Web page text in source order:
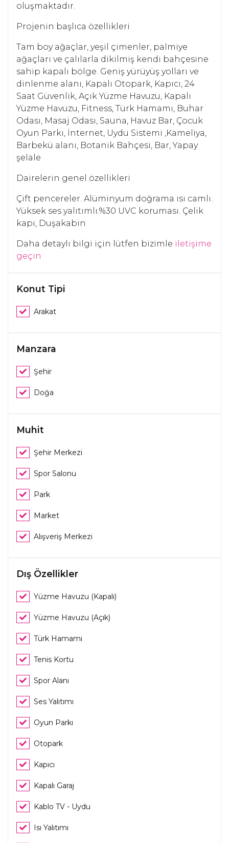
oluşmaktadır.
Projenin başlıca özellikleri
Tam boy ağaçlar, yeşil çimenler, palmiye
ağaçları ve çalılarla dikilmiş kendi bahçesine
sahip kapalı bölge. Geniş yürüyüş yolları ve
dinlenme alanı, Kapalı Otopark, Kapıcı, 24
Saat Güvenlik, Açık Yüzme Havuzu, Kapalı
Yüzme Havuzu, Fitness, Türk Hamamı, Buhar
Odası, Masaj Odası, Sauna, Havuz Bar, Çocuk
Oyun Parkı, İnternet, Uydu Sistemi ,Kameliya,
Barbekü alanı, Botanik Bahçesi, Bar, Yapay
şelale
Dairelerin genel özellikleri
Çift pencereler. Alüminyum doğrama ısı camlı.
Yüksek ses yalıtımlı.%30 UVC koruması. Çelik
kapı, Duşakabin
Daha detaylı bilgi için lütfen bizimle iletişime
geçin
Konut Tipi
Arakat
Manzara
Şehir
Doğa
Muhit
Şehir Merkezi
Spor Salonu
Park
Market
Alışveriş Merkezi
Dış Özellikler
Yüzme Havuzu (Kapalı)
Yüzme Havuzu (Açık)
Türk Hamamı
Tenis Kortu
Spor Alanı
Ses Yalıtımı
Oyun Parkı
Otopark
Kapıcı
Kapalı Garaj
Kablo TV - Uydu
Isı Yalıtımı